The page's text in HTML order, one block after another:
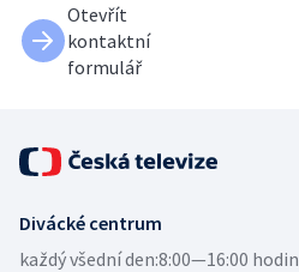
Otevřít
kontaktní
formulář
Divácké centrum
každý všední den:8:00—16:00 hodin